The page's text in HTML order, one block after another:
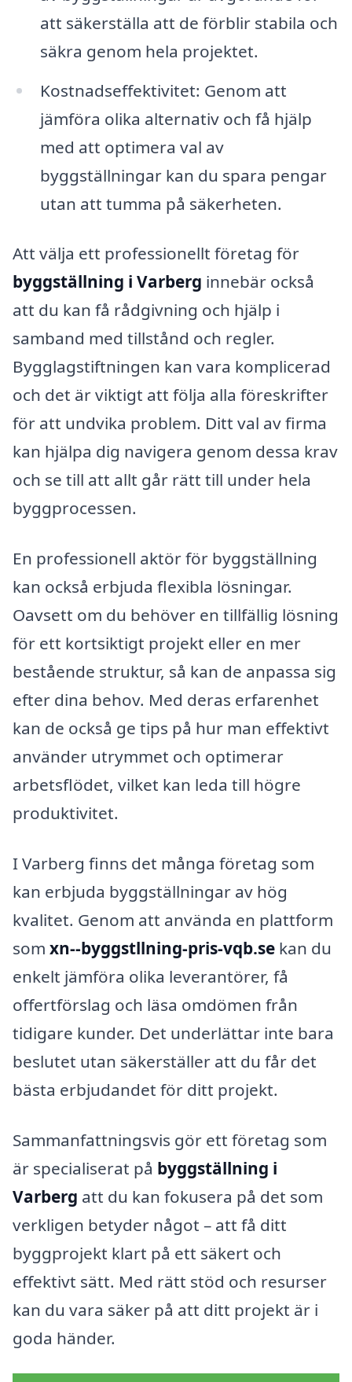
att säkerställa att de förblir stabila och
säkra genom hela projektet.
Kostnadseffektivitet: Genom att
jämföra olika alternativ och få hjälp
med att optimera val av
byggställningar kan du spara pengar
utan att tumma på säkerheten.
Att välja ett professionellt företag för
byggställning i Varberg innebär också
att du kan få rådgivning och hjälp i
samband med tillstånd och regler.
Bygglagstiftningen kan vara komplicerad
och det är viktigt att följa alla föreskrifter
för att undvika problem. Ditt val av firma
kan hjälpa dig navigera genom dessa krav
och se till att allt går rätt till under hela
byggprocessen.
En professionell aktör för byggställning
kan också erbjuda flexibla lösningar.
Oavsett om du behöver en tillfällig lösning
för ett kortsiktigt projekt eller en mer
bestående struktur, så kan de anpassa sig
efter dina behov. Med deras erfarenhet
kan de också ge tips på hur man effektivt
använder utrymmet och optimerar
arbetsflödet, vilket kan leda till högre
produktivitet.
I Varberg finns det många företag som
kan erbjuda byggställningar av hög
kvalitet. Genom att använda en plattform
som xn--byggstllning-pris-vqb.se kan du
enkelt jämföra olika leverantörer, få
offertförslag och läsa omdömen från
tidigare kunder. Det underlättar inte bara
beslutet utan säkerställer att du får det
bästa erbjudandet för ditt projekt.
Sammanfattningsvis gör ett företag som
är specialiserat på byggställning i
Varberg att du kan fokusera på det som
verkligen betyder något – att få ditt
byggprojekt klart på ett säkert och
effektivt sätt. Med rätt stöd och resurser
kan du vara säker på att ditt projekt är i
goda händer.